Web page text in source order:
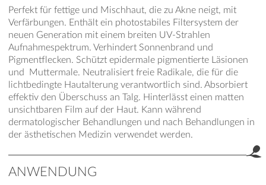
Perfekt für fettige und Mischhaut, die zu Akne neigt, mit
Verfärbungen. Enthält ein photostabiles Filtersystem der
neuen Generation mit einem breiten UV-Strahlen
Aufnahmespektrum. Verhindert Sonnenbrand und
Pigmentflecken. Schützt epidermale pigmentierte Läsionen
und Muttermale. Neutralisiert freie Radikale, die für die
lichtbedingte Hautalterung verantwortlich sind. Absorbiert
effektiv den Überschuss an Talg. Hinterlässt einen matten
unsichtbaren Film auf der Haut. Kann während
dermatologischer Behandlungen und nach Behandlungen in
der ästhetischen Medizin verwendet werden.
ANWENDUNG